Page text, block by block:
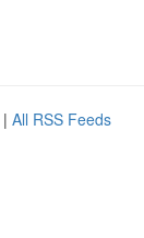
| All RSS Feeds